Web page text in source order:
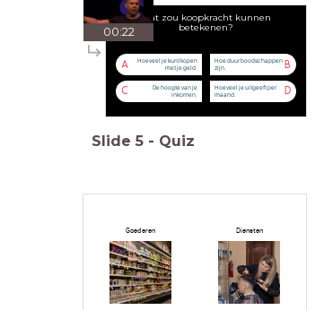
00:22
Wat zou koopkracht kunnen
betekenen?
A
Hoeveel je kunt kopen
met je geld.
B
Hoe duur boodschappen
zijn.
C
De hoogte van je
inkomen.
D
Hoeveel je uitgeeft per
maand.
Slide 5 - Quiz
Goederen Diensten